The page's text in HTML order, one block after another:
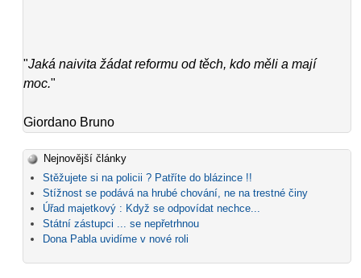
"Jaká naivita žádat reformu od těch, kdo měli a mají
moc."
Giordano Bruno
Nejnovější články
Stěžujete si na policii ? Patříte do blázince !!
Stížnost se podává na hrubé chování, ne na trestné činy
Úřad majetkový : Když se odpovídat nechce...
Státní zástupci ... se nepřetrhnou
Dona Pabla uvidíme v nové roli